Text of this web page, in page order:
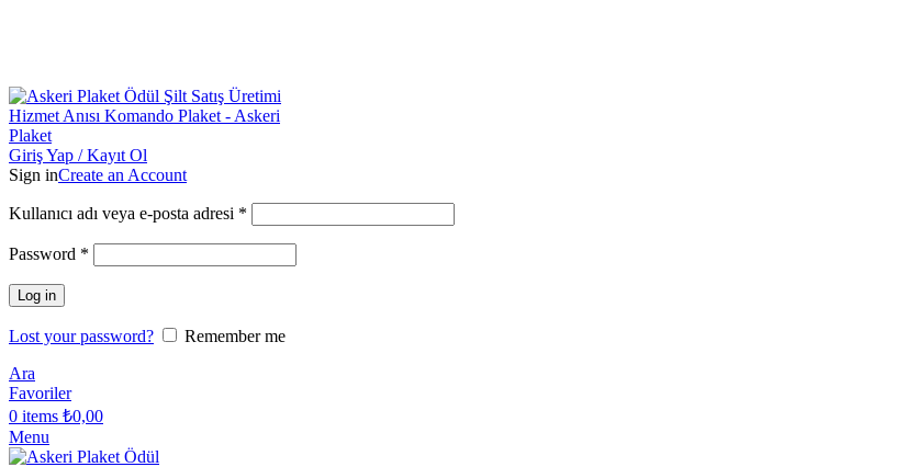
Giriş Yap / Kayıt Ol
Sign inCreate an Account
Kullanıcı adı veya e-posta adresi *
Password *
Log in
Lost your password?
Remember me
Ara
Favoriler
0 items ₺0,00
Menu